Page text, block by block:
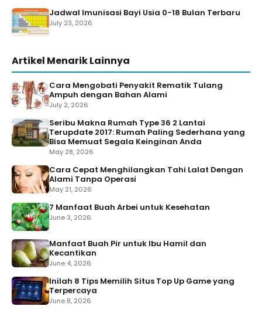
Jadwal Imunisasi Bayi Usia 0-18 Bulan Terbaru
July 23, 2026
Artikel Menarik Lainnya
Cara Mengobati Penyakit Rematik Tulang
Ampuh dengan Bahan Alami
July 2, 2026
Seribu Makna Rumah Type 36 2 Lantai
Terupdate 2017: Rumah Paling Sederhana yang
Bisa Memuat Segala Keinginan Anda
May 28, 2026
Cara Cepat Menghilangkan Tahi Lalat Dengan
Alami Tanpa Operasi
May 21, 2026
7 Manfaat Buah Arbei untuk Kesehatan
June 3, 2026
Manfaat Buah Pir untuk Ibu Hamil dan
Kecantikan
June 4, 2026
Inilah 8 Tips Memilih Situs Top Up Game yang
Terpercaya
June 8, 2026